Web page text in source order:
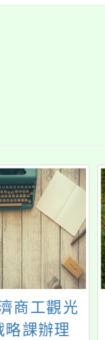
商工觀光
略課辦理